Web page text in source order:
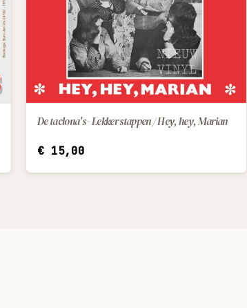
IN WINKELWAGEN
De taclona's - Lekker stappen / Hey, hey, Marian
€15,00